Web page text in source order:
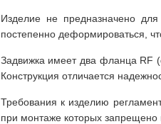
Изделие не предназначено
постепенно деформироваться,
Задвижка имеет два фланца RF
Конструкция отличается
Требования к изделию
при монтаже которых запрещено